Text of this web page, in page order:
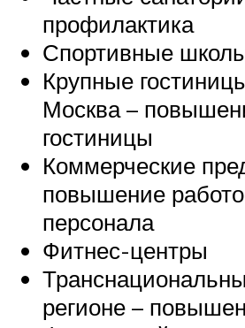
профилактика
Спортивные
Крупные
Москва –
гостиницы
Коммерческие
повышение
персонала
Фитнес-центры
регионе –